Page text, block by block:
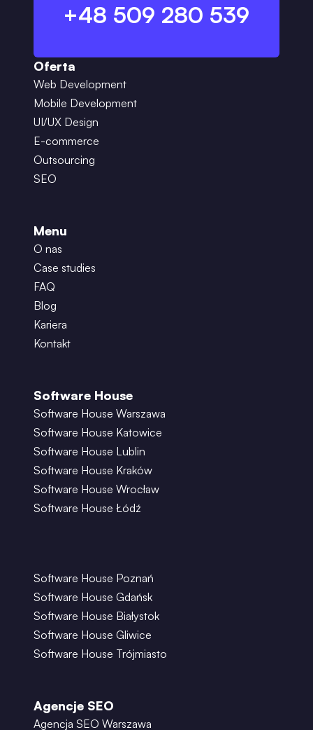
+48 509 280 539
Oferta
Web Development
Mobile Development
UI/UX Design
E-commerce
Outsourcing
SEO
Menu
O nas
Case studies
FAQ
Blog
Kariera
Kontakt
Software House
Software House Warszawa
Software House Katowice
Software House Lublin
Software House Kraków
Software House Wrocław
Software House Łódź
Software House Poznań
Software House Gdańsk
Software House Białystok
Software House Gliwice
Software House Trójmiasto
Agencje SEO
Agencja SEO Warszawa